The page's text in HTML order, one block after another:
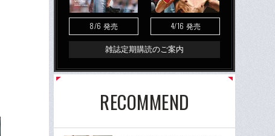
8/6 発売 4/16 発売
雑誌定期購読のご案内
RECOMMEND